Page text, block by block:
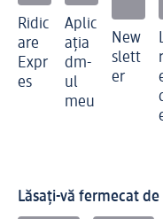
Ridic
are
Expr
es
Aplic
ația
dm-
ul
meu
New
slett
er
Lăsați-vă fermecat